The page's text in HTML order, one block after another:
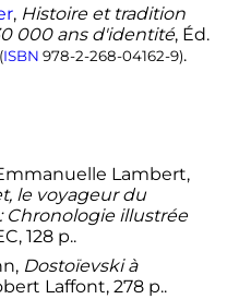
, Histoire et tradition
000 ans d'identité, Éd.
(ISBN 978-2-268-04162-9).
Lambert,
le voyageur du
: Chronologie illustrée
128 p..
Dostoïevski à
Laffont, 278 p..